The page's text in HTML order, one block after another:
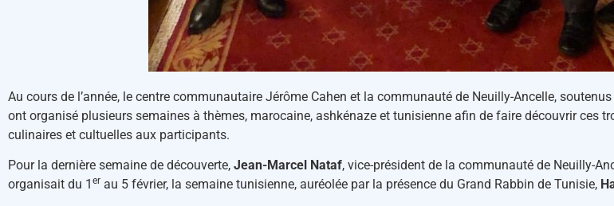
Au cours de l’année, le centre communautaire Jérôme Cahen et la communauté de Neuilly-Ancelle,
ont organisé plusieurs semaines à thèmes, marocaine, ashkénaze et tunisienne afin de faire découvrir ces
culinaires et cultuelles aux participants.
Pour la dernière semaine de découverte, Jean-Marcel Nataf, vice-président de la communauté de Neuilly-
organisait du 1 er au 5 février, la semaine tunisienne, auréolée par la présence du Grand Rabbin de Tunisie,